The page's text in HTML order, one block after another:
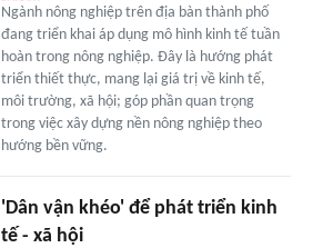
Ngành nông nghiệp trên địa bàn thành phố
đang triển khai áp dụng mô hình kinh tế tuần
hoàn trong nông nghiệp. Đây là hướng phát
triển thiết thực, mang lại giá trị về kinh tế,
môi trường, xã hội; góp phần quan trọng
trong việc xây dựng nền nông nghiệp theo
hướng bền vững.
'Dân vận khéo' để phát triển kinh
tế - xã hội